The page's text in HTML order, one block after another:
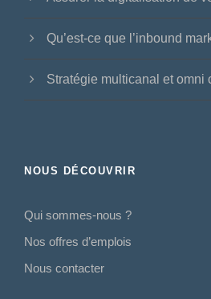
Qu’est-ce que l’inbound
Stratégie multicanal et omni
NOUS DÉCOUVRIR
Qui sommes-nous ?
Nos offres d’emplois
Nous contacter